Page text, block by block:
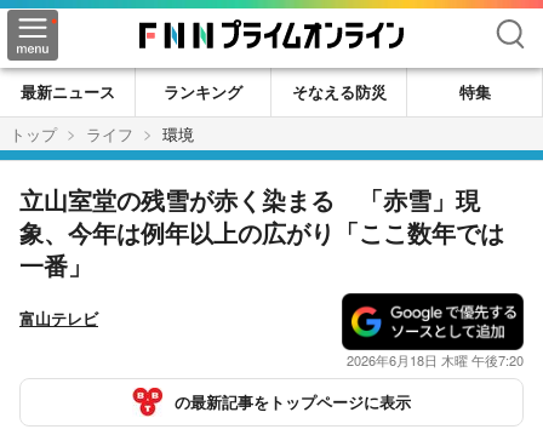
検索
最新ニュース ランキング そなえる防災
特集
トップ
ライフ 環境
立山室堂の残雪が赤く染まる 「赤雪」現
象、今年は例年以上の広がり「ここ数年では
一番」
富山テレビ
2026年6月18日 木曜 午後7:20
の最新記事をトップページに表示